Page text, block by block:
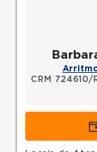
CRM 724610/